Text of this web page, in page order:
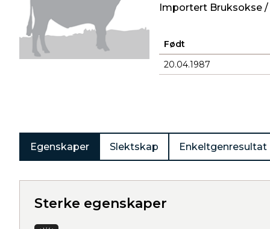
Importert Bruksokse
Født
20.04.1987
Egenskaper Slektskap Enkeltgenresultat
Sterke egenskaper